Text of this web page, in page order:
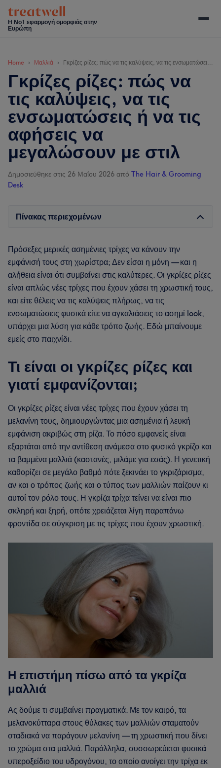
Skip
main
Skip
secondary
Skip
primary
Skip
footer
Η Νο1 εφαρμογή ομορφιάς στην
Ευρώπη
Home Μαλλιά Γκρίζες ρίζες: πώς να τις καλύψεις, να τις ενσωματώσεις ή να τις αφήσεις να μεγαλώσουν με στιλ
Γκρίζες ρίζες: πώς να
τις καλύψεις, να τις
ενσωματώσεις ή να τις
αφήσεις να
μεγαλώσουν με στιλ
Δημοσιεύθηκε στις 26 Μαΐου 2026 από The Hair & Grooming
Desk
Πίνακας περιεχομένων
Πρόσεξες μερικές ασημένιες τρίχες να κάνουν την
εμφάνισή τους στη χωρίστρα; Δεν είσαι η μόνη — και η
αλήθεια είναι ότι συμβαίνει στις καλύτερες. Οι γκρίζες ρίζες
είναι απλώς νέες τρίχες που έχουν χάσει τη χρωστική τους,
και είτε θέλεις να τις καλύψεις πλήρως, να τις
ενσωματώσεις φυσικά είτε να αγκαλιάσεις το ασημί look,
υπάρχει μια λύση για κάθε τρόπο ζωής. Εδώ μπαίνουμε
εμείς στο παιχνίδι.
Τι είναι οι γκρίζες ρίζες και
γιατί εμφανίζονται;
Οι γκρίζες ρίζες είναι νέες τρίχες που έχουν χάσει τη
μελανίνη τους, δημιουργώντας μια ασημένια ή λευκή
εμφάνιση ακριβώς στη ρίζα. Το πόσο εμφανείς είναι
εξαρτάται από την αντίθεση ανάμεσα στο φυσικό γκρίζο και
τα βαμμένα μαλλιά (καστανές, μιλάμε για εσάς). Η γενετική
καθορίζει σε μεγάλο βαθμό πότε ξεκινάει το γκριζάρισμα,
αν και ο τρόπος ζωής και ο τύπος των μαλλιών παίζουν κι
αυτοί τον ρόλο τους. Η γκρίζα τρίχα τείνει να είναι πιο
σκληρή και ξηρή, οπότε χρειάζεται λίγη παραπάνω
φροντίδα σε σύγκριση με τις τρίχες που έχουν χρωστική.
Η επιστήμη πίσω από τα γκρίζα
μαλλιά
Ας δούμε τι συμβαίνει πραγματικά. Με τον καιρό, τα
μελανοκύτταρα στους θύλακες των μαλλιών σταματούν
σταδιακά να παράγουν μελανίνη — τη χρωστική που δίνει
το χρώμα στα μαλλιά. Παράλληλα, συσσωρεύεται φυσικά
υπεροξείδιο του υδρογόνου, το οποίο ανοίγει την τρίχα εκ